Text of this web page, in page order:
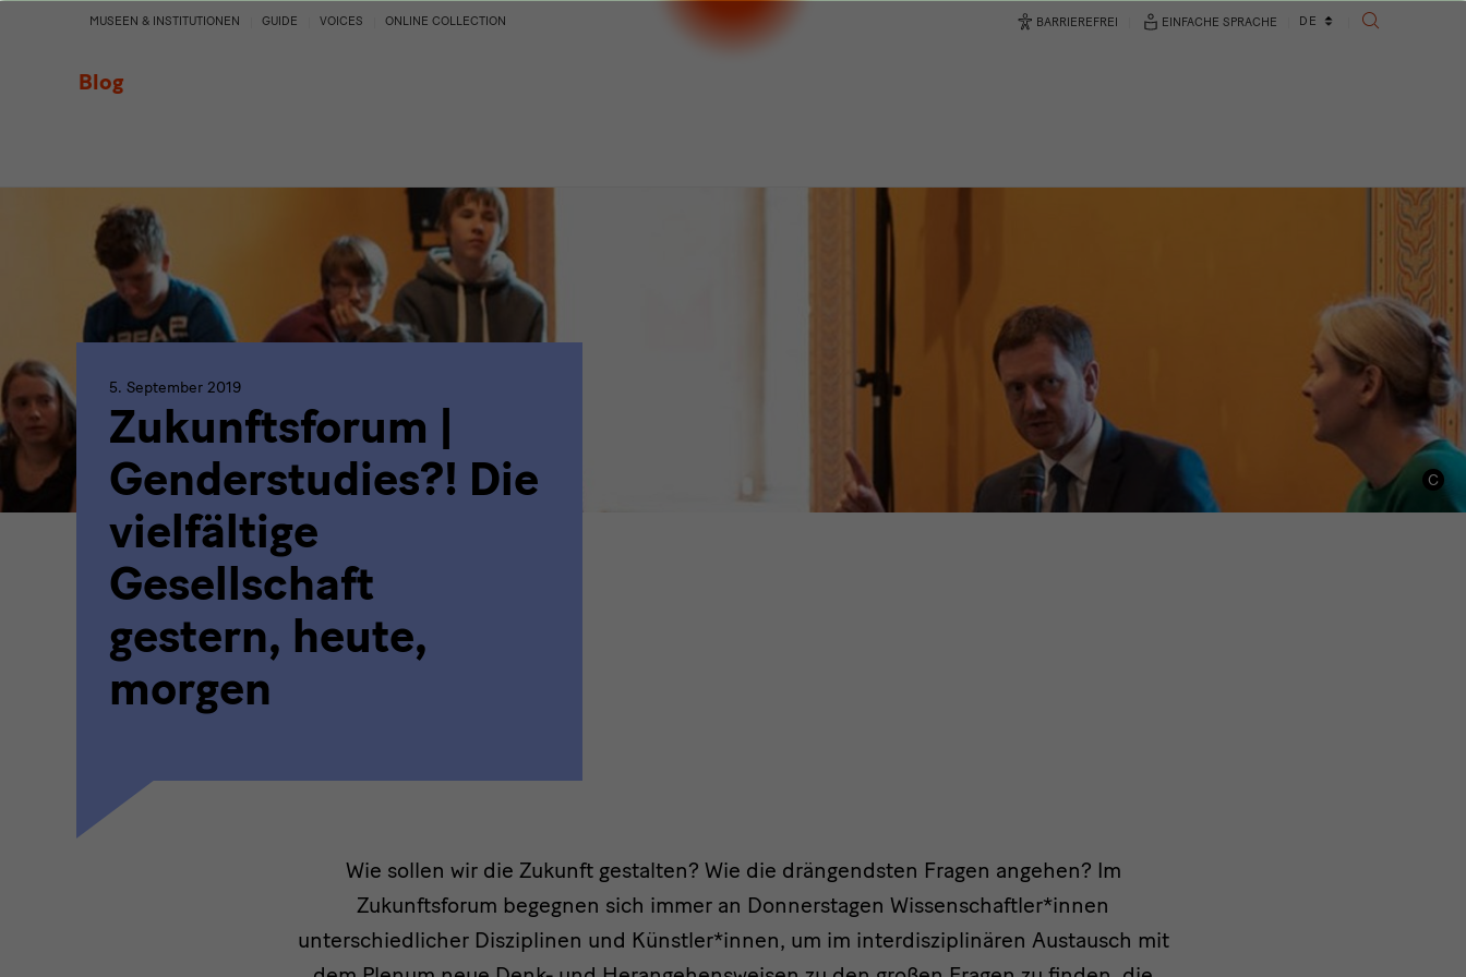
Blog
Zukunftsforum
|
Die
vielfältige
Gesellschaft
gestern,
heute,
morgen
MUSEEN & INSTITUTIONEN GUIDE VOICES ONLINE COLLECTION BARRIEREFREI EINFACHE SPRACHE
Sprachwechsler
DE
SUCHE
5. September 2019
Zukunftsforum |
Genderstudies?! Die
vielfältige
Gesellschaft
gestern, heute,
morgen
Intro
Wie sollen wir die Zukunft gestalten? Wie die drängendsten Fragen angehen? Im
Zukunftsforum begegnen sich immer an Donnerstagen Wissenschaftler*innen
unterschiedlicher Disziplinen und Künstler*innen, um im interdisziplinären Austausch mit